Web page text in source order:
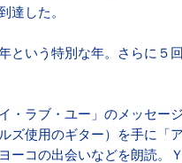
達した。
という特別な年。さらに５
ラブ・ユー」のメッセージ
ズ使用のギター）を手に「
ーコの出会いなどを朗読